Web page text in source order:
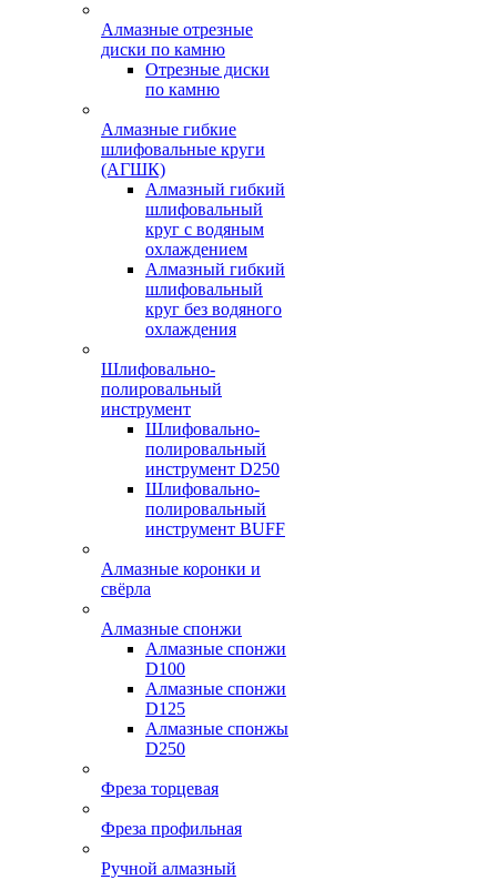
Алмазные отрезные
диски по камню
Отрезные диски
по камню
Алмазные гибкие
шлифовальные круги
(АГШК)
Алмазный гибкий
шлифовальный
круг с водяным
охлаждением
Алмазный гибкий
шлифовальный
круг без водяного
охлаждения
Шлифовально-
полировальный
инструмент
Шлифовально-
полировальный
инструмент D250
Шлифовально-
полировальный
инструмент BUFF
Алмазные коронки и
свёрла
Алмазные спонжи
Алмазные спонжи
D100
Алмазные спонжи
D125
Алмазные спонжы
D250
Фреза торцевая
Фреза профильная
Ручной алмазный